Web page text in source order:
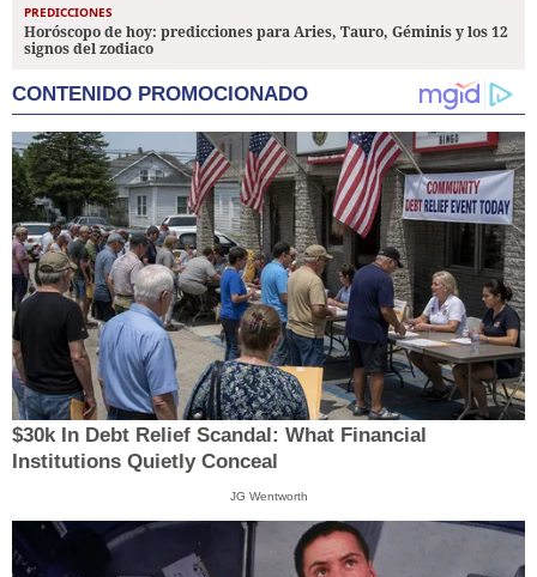
PREDICCIONES
Horóscopo de hoy: predicciones para Aries, Tauro, Géminis y los 12
signos del zodiaco
CONTENIDO PROMOCIONADO
$30k In Debt Relief Scandal: What Financial
Institutions Quietly Conceal
JG Wentworth